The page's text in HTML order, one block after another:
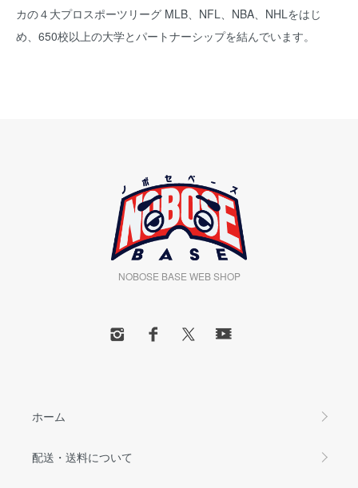
カの４大プロスポーツリーグ MLB、NFL、NBA、NHLをはじ
め、650校以上の大学とパートナーシップを結んでいます。
NOBOSE BASE WEB SHOP
ホーム
配送・送料について